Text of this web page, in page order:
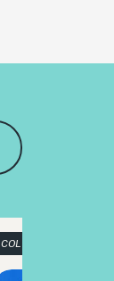
COLUMNAS